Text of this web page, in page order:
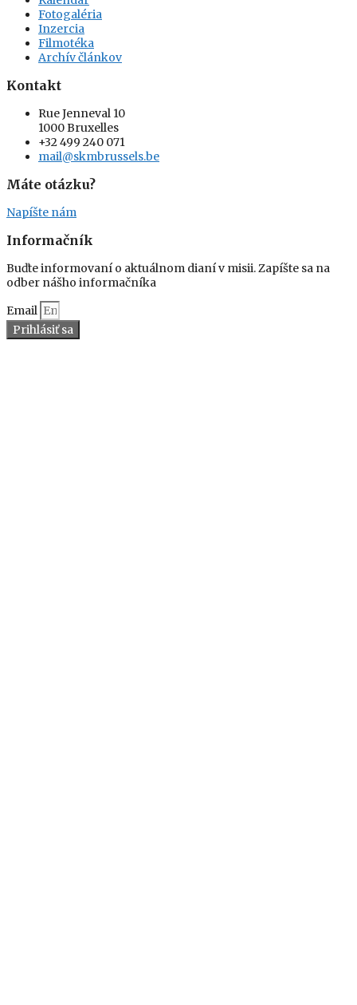
Fotogaléria
Inzercia
Filmotéka
Archív článkov
Kontakt
Rue Jenneval 10
1000 Bruxelles
+32 499 240 071
mail@skmbrussels.be
Máte otázku?
Napíšte nám
Informačník
Buďte informovaní o aktuálnom dianí v misii. Zapíšte sa na
odber nášho informačníka
Email
Prihlásiť sa